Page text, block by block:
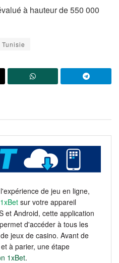
à hauteur de 550 000
Tunisie
de jeu en ligne,
sur votre appareil
et Android, cette application
d'accéder à tous les
jeux de casino. Avant de
à parier, une étape
1xBet.